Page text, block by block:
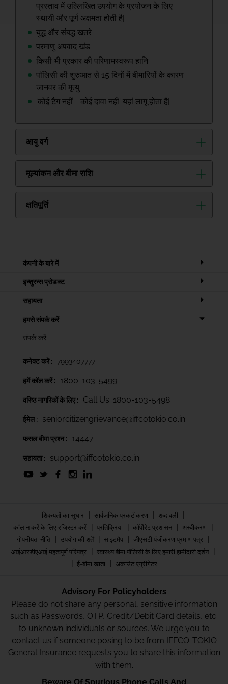
प्रस्ताव में उल्लिखित उपयोग के प्रयोजन के लिए
स्थायी और पूर्ण अक्षमता होती है|
युद्ध और संबद्ध खतरे
परमाणु अपवाद खंड
किसी भी प्रकार की परिणामस्वरूप हानि
पॉलिसी की शुरुआत से 15 दिनों में बीमारियों के कारण
जानवर की मृत्यु
'कोई टैग नहीं - कोई दावा नहीं' यहां लागू होता है|
आयु वर्ग
मूल्यांकन और बीमा राशि
क्षतिपूर्ति
कंपनी के बारे में
इन्शुरन्स प्रोडक्ट
सहायता
हमसे संपर्क करें
संपर्क करें
कनेक्ट करें : 7993407777
हमें कॉल करें : 1800-103-5499
वरिष्ठ नागरिकों के लिए : Call Us: 1800-103-5498
ईमेल : seniorcitizengrievance@iffcotokio.co.in
फसल बीमा प्रश्न : 14447
सहायता : support@iffcotokio.co.in
शिकयतों का सुधार | सार्वजनिक प्रकटीकरण | शब्दावली |
कॉल न करें के लिए रजिस्टर करें | प्रतिक्रिया | कॉर्पोरेट प्रशासन | अस्वीकरण |
गोपनीयता नीति | उपयोग की शर्तें | साइटमैप | जीएसटी पंजीकरण प्रमाण पत्र |
आईआरडीएआई महत्वपूर्ण परिपत्र | स्वास्थ्य बीमा पॉलिसी के लिए हमारी हामीदारी दर्शन |
| ई-बीमा खाता | अकाउंट एग्रीगेटर
Advisory For Policyholders
Please do not share any personal, sensitive information
such as Passwords, OTP, Credit/Debit Card details, etc.
to unknown individuals or sources. We urge you to
contact us if someone posing to be from IFFCO-TOKIO
General Insurance requests you to share this information
with them.
Beware Of Spurious Phone Calls And